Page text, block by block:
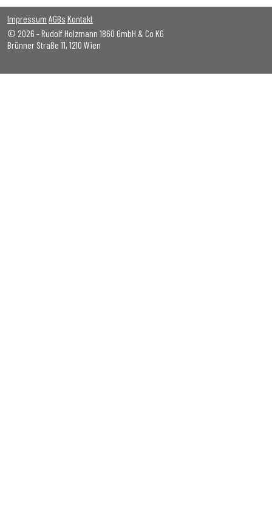
Impressum AGBs Kontakt
© 2026 - Rudolf Holzmann 1860 GmbH & Co KG
Brünner Straße 11, 1210 Wien